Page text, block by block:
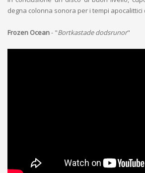
degna colonna sonora per i tempi apocalittici
Frozen Ocean- "Bortkastade dodsrunor"